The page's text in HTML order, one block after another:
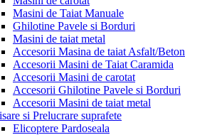
Masini de Taiat Manuale
Ghilotine Pavele si Borduri
Masini de taiat metal
Accesorii Masina de taiat Asfalt/Beton
Accesorii Masini de Taiat Caramida
Accesorii Masini de carotat
Accesorii Ghilotine Pavele si Borduri
Accesorii Masini de taiat metal
si Prelucrare suprafete
Elicoptere Pardoseala